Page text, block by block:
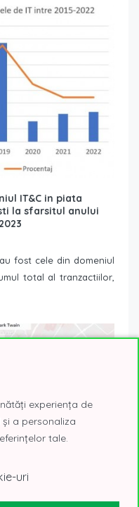
IT&C in piata
la sfarsitul anului
fost cele din domeniul
total al tranzactiilor,
experiența de
a personaliza
tale.
uri